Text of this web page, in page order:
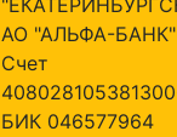
АО "АЛЬФА-БАНК"
Счет
БИК 046577964